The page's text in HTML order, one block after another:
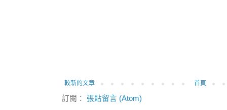
較新的文章 首頁
訂閱： 張貼留言 (Atom)